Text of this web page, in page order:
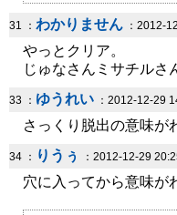
31 ： わかりません ：2012-
やっとクリア。
じゅなさんミサチルさ
33 ： ゆうれい ：2012-12-29
さっくり脱出の意味が
34 ： りうぅ ：2012-12-29
穴に入ってから意味が